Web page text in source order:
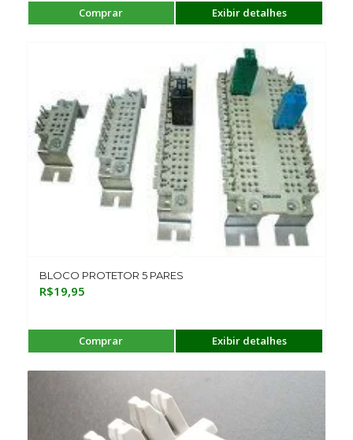
Comprar Exibir detalhes
BLOCO PROTETOR 5 PARES
R$19,95
Comprar Exibir detalhes